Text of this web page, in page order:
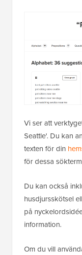
Vi ser att
Seattle'. Du kan
texten för din
för dessa
Du kan också
husdjursskötsel
på
information.
Om du vill